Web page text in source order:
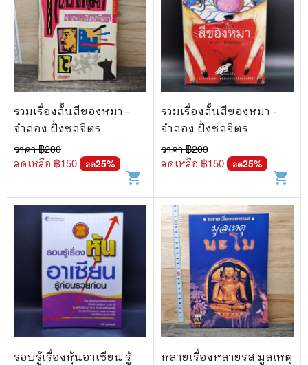
รวมเรื่องสั้นสีของหมา -
จำลอง ฝั่งชลจิตร
ราคา ฿200
ลดเหลือ ฿150 ลด25%
shopping_cart
รวมเรื่องสั้นสีของหมา -
จำลอง ฝั่งชลจิตร
ราคา ฿200
ลดเหลือ ฿150 ลด25%
shopping_cart
รอบรู้เรื่องหุ้นอาเซียน รู้
หลายเรื่องหลายรส มูลเหตุ